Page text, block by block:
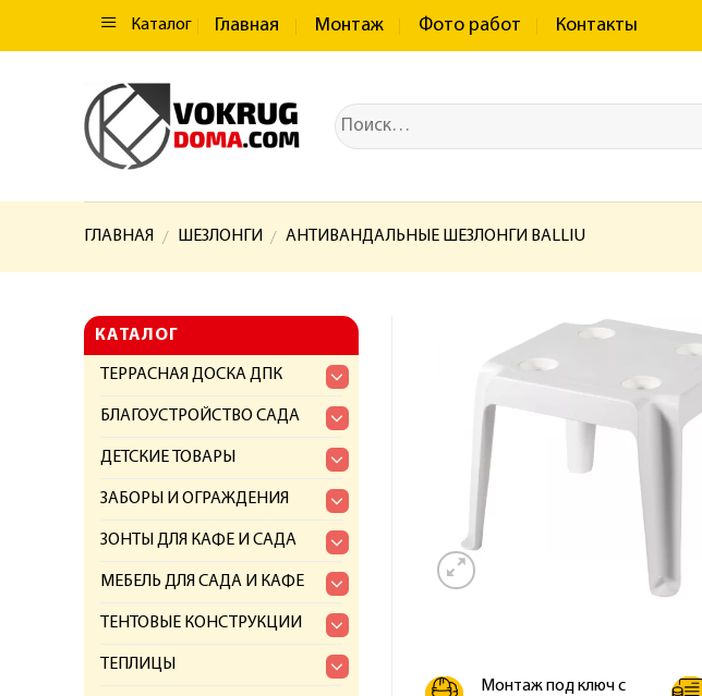
Каталог Главная Монтаж Фото работ Контакты
ГЛАВНАЯ / ШЕЗЛОНГИ / АНТИВАНДАЛЬНЫЕ ШЕЗЛОНГИ BALLIU
Монтаж под ключ с
КАТАЛОГ
ТЕРРАСНАЯ ДОСКА ДПК
БЛАГОУСТРОЙСТВО САДА
ДЕТСКИЕ ТОВАРЫ
ЗАБОРЫ И ОГРАЖДЕНИЯ
ЗОНТЫ ДЛЯ КАФЕ И САДА
МЕБЕЛЬ ДЛЯ САДА И КАФЕ
ТЕНТОВЫЕ КОНСТРУКЦИИ
ТЕПЛИЦЫ